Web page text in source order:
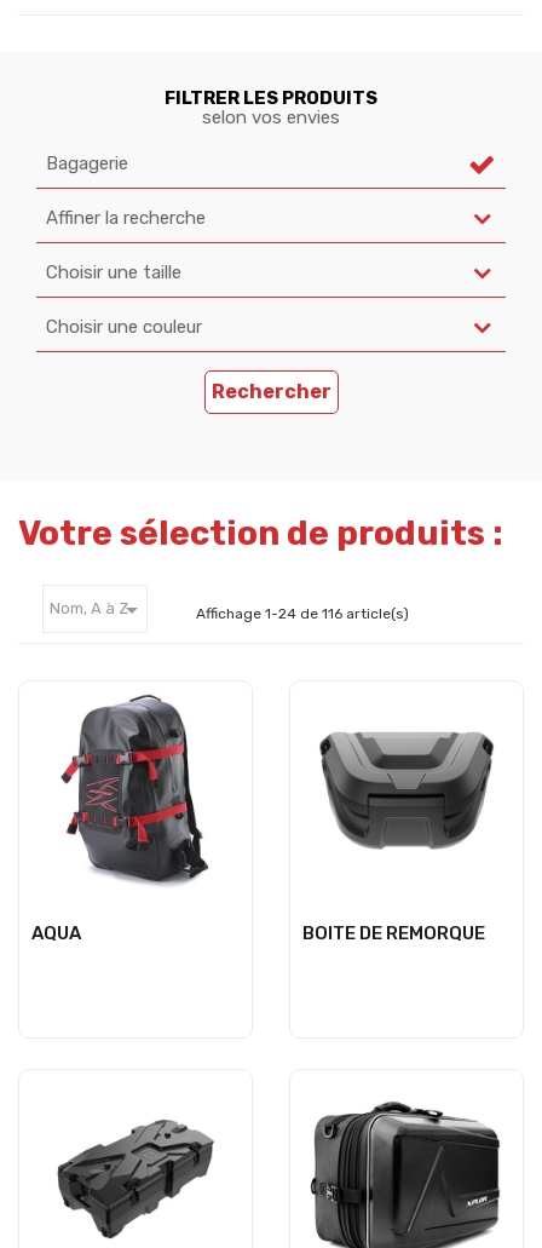
FILTRER LES PRODUITS
selon vos envies
Bagagerie
Affiner la recherche
Choisir une taille
Choisir une couleur
Rechercher
Votre sélection de produits :
Nom, A à Z Affichage 1-24 de 116 article(s)
AQUA BOITE DE REMORQUE